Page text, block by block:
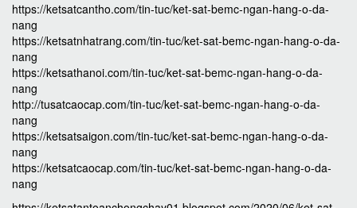
https://ketsatcantho.com/tin-tuc/ket-sat-bemc-ngan-hang-o-da-
nang
https://ketsatnhatrang.com/tin-tuc/ket-sat-bemc-ngan-hang-o-da-
nang
https://ketsathanoi.com/tin-tuc/ket-sat-bemc-ngan-hang-o-da-
nang
http://tusatcaocap.com/tin-tuc/ket-sat-bemc-ngan-hang-o-da-
nang
https://ketsatsaigon.com/tin-tuc/ket-sat-bemc-ngan-hang-o-da-
nang
https://ketsatcaocap.com/tin-tuc/ket-sat-bemc-ngan-hang-o-da-
nang